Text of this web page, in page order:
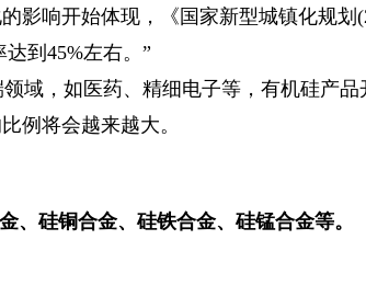
影响开始体现，《国家新型城镇化规划
到45%左右。”
域，如医药、精细电子等，有机硅产
例将会越来越大。
硅铜合金、硅铁合金、硅锰合金等。